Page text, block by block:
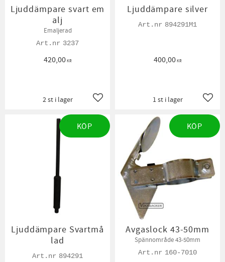
Ljuddämpare svart em
alj
Emaljerad
3237
420,00KR
Lägg till i favoriter
2 st i lager
Ljuddämpare silver
894291M1
400,00KR
1 st i lager
Ljuddämpare Svartmå
lad
894291
KÖP
Avgaslock 43-50mm
Spännområde 43-50mm
160-7010
KÖP